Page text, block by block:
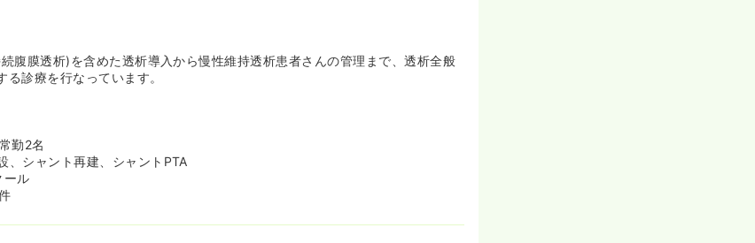
います。
ができる先輩が多く安心して勤務することができます。業務だけでなく、プ
できる優しい先輩ナースが多い病院です！
ています≫
委員会、院内感染対策委員会、褥瘡管理委員会、糖尿病委員会の4つの委
ュニケーションを取ることにより、各職種での意見を現場で反映すること
の声も上がっている取り組みです。
よる演奏会や投書箱を設置など、患者さんとの距離が非常に近く、アット
ます。
腹膜透析)を含めた透析導入から慢性維持透析患者さんの管理まで、透析全般
診療を行なっています。
勤2名
シャント再建、シャントPTA
ル